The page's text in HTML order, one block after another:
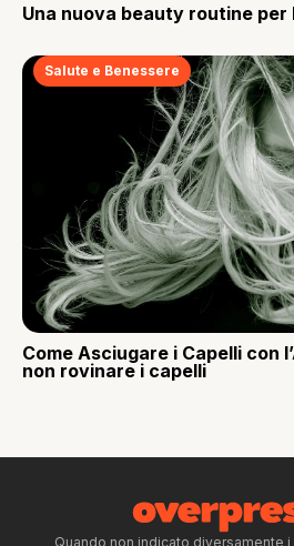
Una nuova beauty routine per
Salute e Benessere
Come Asciugare i Capelli con
non rovinare i capelli
Quando non indicato diversamente